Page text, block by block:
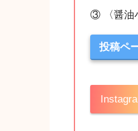
③ 〈醤油
投稿ペ